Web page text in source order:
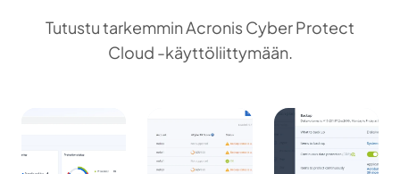
Tutustu tarkemmin Acronis Cyber Protect
Cloud -käyttöliittymään.